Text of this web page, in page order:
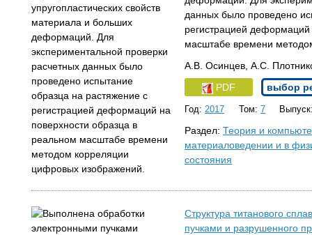
данных было проведено
регистрацией
масштабе времени
А.В. Осинцев, А.С.
PDF
выбор
Год: 2017 Том: 7
Раздел: Теория и
материаловедении и в
состояния
Структура титанового
пучками и разрушенного